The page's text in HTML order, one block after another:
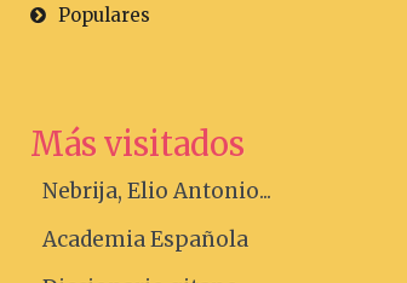
Populares
Más visitados
Nebrija, Elio Antonio...
Academia Española